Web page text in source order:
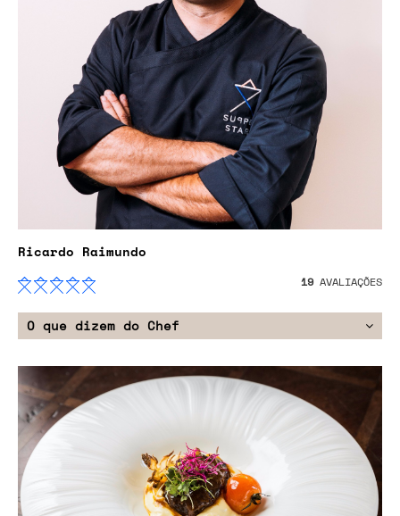
Ricardo Raimundo
19 AVALIAÇÕES
O que dizem do Chef